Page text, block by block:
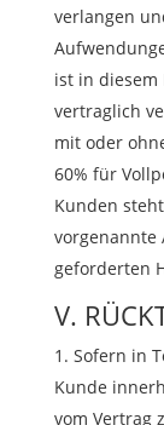
verlangen
ist in diesem
vertraglich
mit oder
60% für
Kunden
geforderten
V.
Sofern in
Kunde
vom Vertrag